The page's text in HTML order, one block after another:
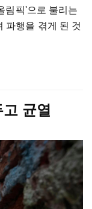
림픽'으로 불리는
파행을 겪게 된 것
균열